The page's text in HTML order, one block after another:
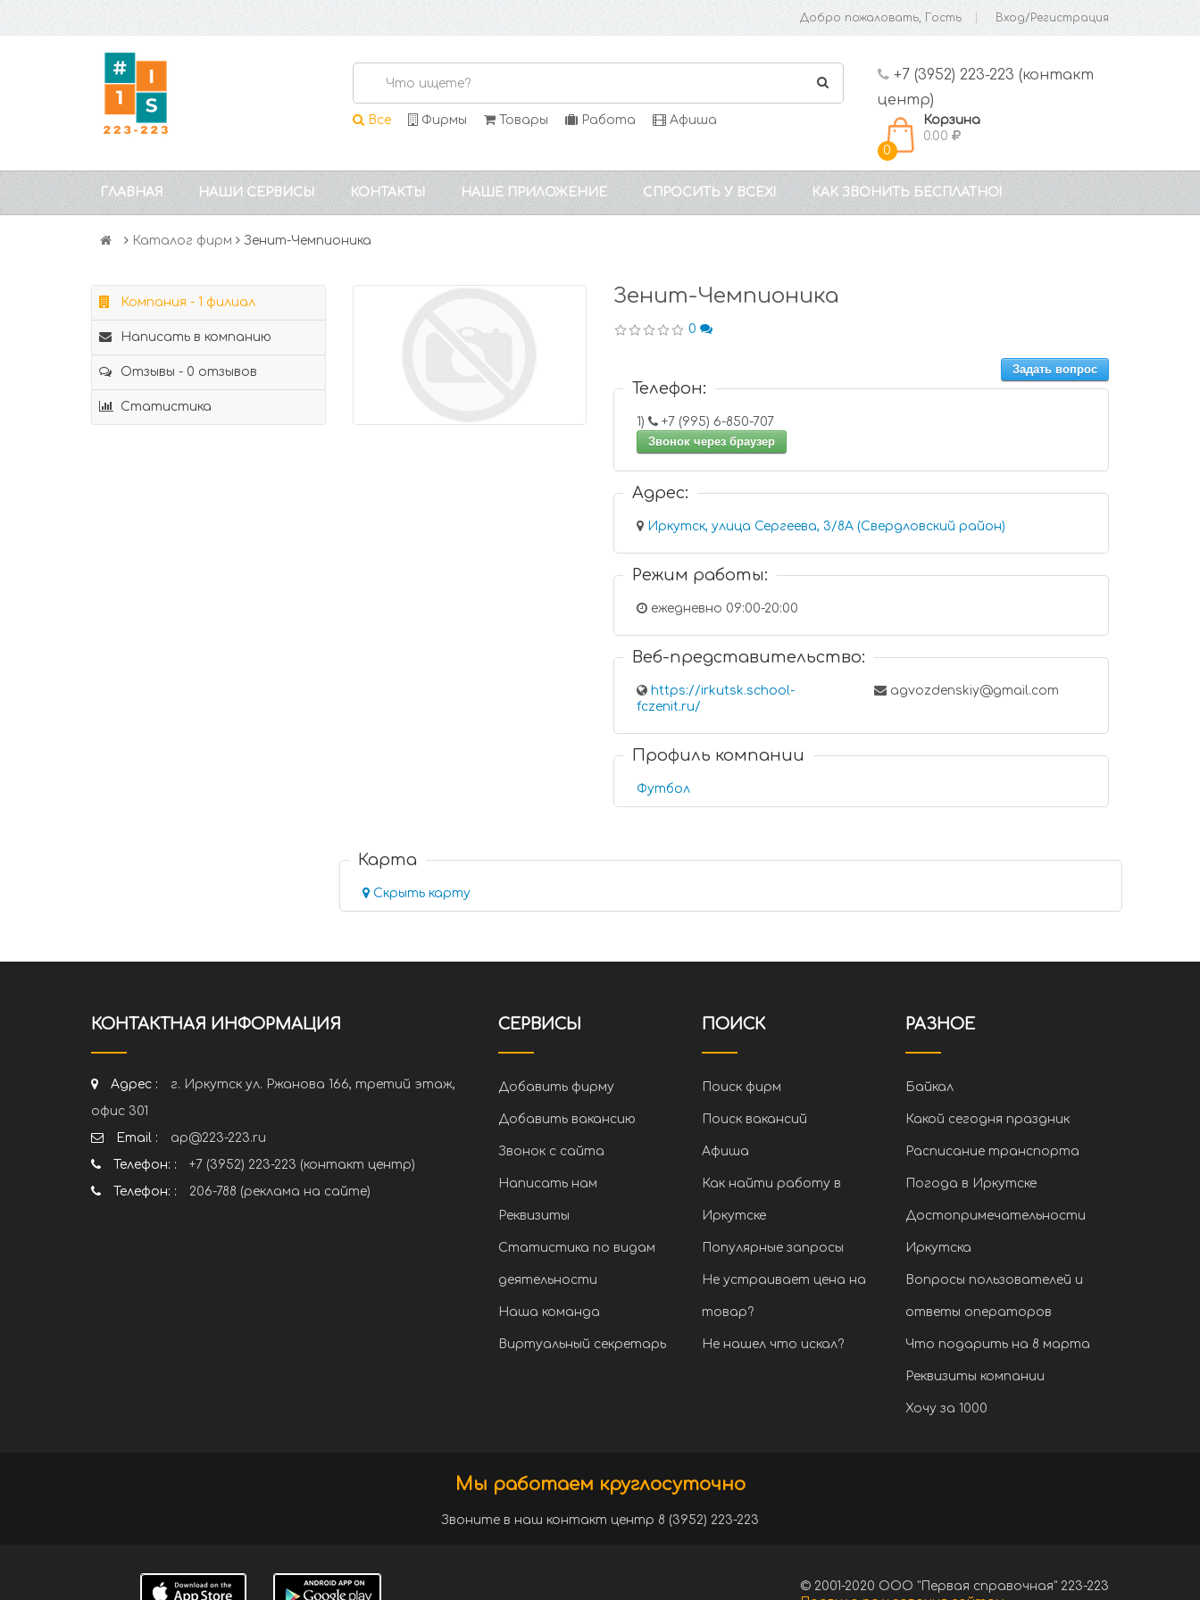
Добро пожаловать, Гость Вход/Регистрация
Все Фирмы Товары Работа Афиша
+7 (3952) 223-223 (контакт
центр)
0
Корзина
0.00
ГЛАВНАЯ НАШИ СЕРВИСЫ КОНТАКТЫ НАШЕ ПРИЛОЖЕНИЕ СПРОСИТЬ У ВСЕХ! КАК ЗВОНИТЬ БЕСПЛАТНО!
Каталог фирм Зенит-Чемпионика
Компания - 1 филиал
Написать в компанию
Отзывы - 0 отзывов
Статистика
Зенит-Чемпионика
0
Задать вопрос
Телефон:
1)
+7 (995) 6-850-707
Звонок через браузер
Адрес:
Иркутск, улица Сергеева, 3/8А (Свердловский район)
Режим работы:
ежедневно 09:00-20:00
Веб-представительство:
https://irkutsk.school-
fczenit.ru/
agvozdenskiy@gmail.com
Профиль компании
Футбол
Карта
Скрыть карту
КОНТАКТНАЯ ИНФОРМАЦИЯ
Адрес :
г. Иркутск ул. Ржанова 166, третий этаж,
офис 301
Email :
ap@223-223.ru
Телефон: :
+7 (3952) 223-223 (контакт центр)
Телефон: :
206-788 (реклама на сайте)
СЕРВИСЫ
Добавить фирму
Добавить вакансию
Звонок с сайта
Написать нам
Реквизиты
Статистика по видам
деятельности
Наша команда
Виртуальный секретарь
ПОИСК
Поиск фирм
Поиск вакансий
Афиша
Как найти работу в
Иркутске
Популярные запросы
Не устраивает цена на
товар?
Не нашел что искал?
РАЗНОЕ
Байкал
Какой сегодня праздник
Расписание транспорта
Погода в Иркутске
Достопримечательности
Иркутска
Вопросы пользователей и
ответы операторов
Что подарить на 8 марта
Реквизиты компании
Хочу за 1000
Мы работаем круглосуточно
Звоните в наш контакт центр 8 (3952) 223-223
© 2001-2020 ООО "Первая справочная" 223-223